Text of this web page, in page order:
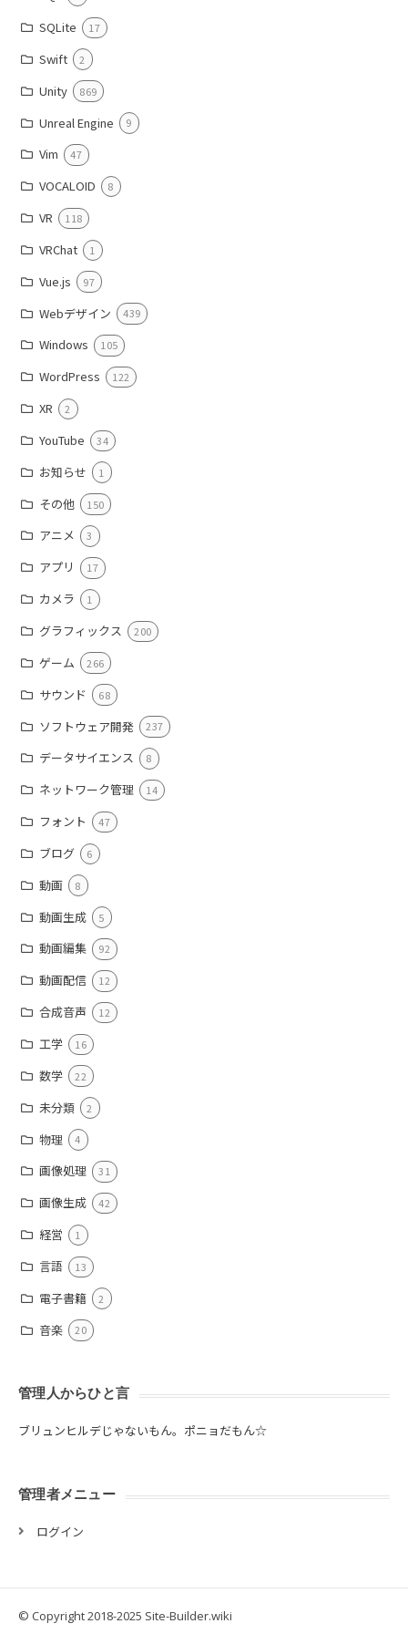
SQLite 17
Swift 2
Unity 869
Unreal Engine 9
Vim 47
VOCALOID 8
VR 118
VRChat 1
Vue.js 97
Webデザイン 439
Windows 105
WordPress 122
XR 2
YouTube 34
お知らせ 1
その他 150
アニメ 3
アプリ 17
カメラ 1
グラフィックス 200
ゲーム 266
サウンド 68
ソフトウェア開発 237
データサイエンス 8
ネットワーク管理 14
フォント 47
ブログ 6
動画 8
動画生成 5
動画編集 92
動画配信 12
合成音声 12
工学 16
数学 22
未分類 2
物理 4
画像処理 31
画像生成 42
経営 1
言語 13
電子書籍 2
音楽 20
管理人からひと言
ブリュンヒルデじゃないもん。ポニョだもん☆
管理者メニュー
ログイン
© Copyright 2018-2025 Site-Builder.wiki